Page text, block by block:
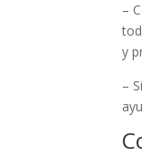
–
y
–